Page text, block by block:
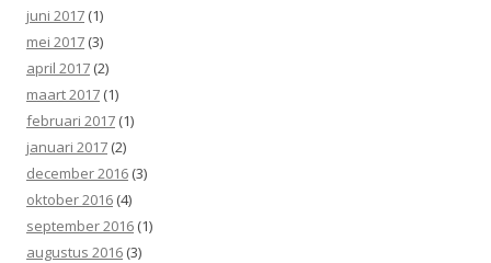
juni 2017 (1)
mei 2017 (3)
april 2017 (2)
maart 2017 (1)
februari 2017 (1)
januari 2017 (2)
december 2016 (3)
oktober 2016 (4)
september 2016 (1)
augustus 2016 (3)